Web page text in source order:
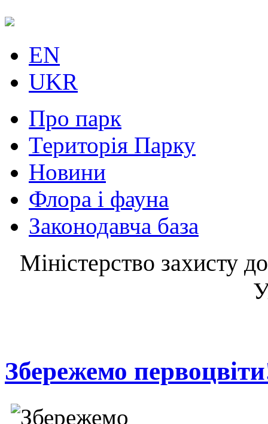
EN
UKR
Про парк
Територія Парку
Новини
Флора і фауна
Законодавча база
Міністерство захисту
Збережемо